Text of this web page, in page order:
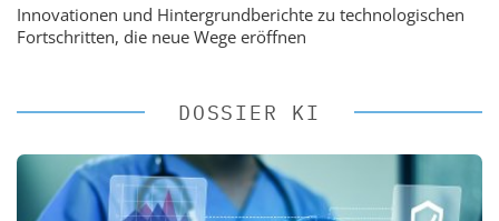
Innovationen und Hintergrundberichte zu technologischen
Fortschritten, die neue Wege eröffnen
DOSSIER KI